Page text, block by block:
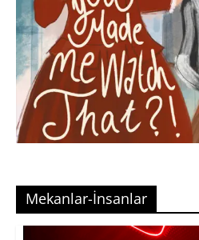
Mekanlar-İnsanlar